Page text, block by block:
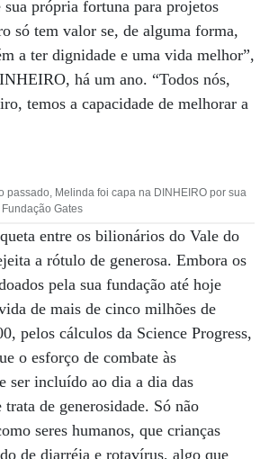
própria fortuna para projetos
só tem valor se, de alguma forma,
a ter dignidade e uma vida melhor”,
há um ano. “Todos nós,
temos a capacidade de melhorar a
passado, Melinda foi capa na DINHEIRO por sua
Gates
entre os bilionários do Vale do
a rótulo de generosa. Embora os
pela sua fundação até hoje
de mais de cinco milhões de
pelos cálculos da Science Progress,
o esforço de combate às
ser incluído ao dia a dia das
trata de generosidade. Só não
seres humanos, que crianças
de diarréia e rotavírus, algo que